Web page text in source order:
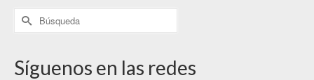
Síguenos en las redes